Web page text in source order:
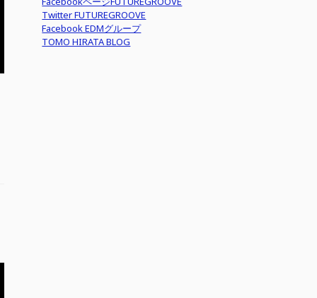
Twitter FUTUREGROOVE
Facebook EDMグループ
TOMO HIRATA BLOG